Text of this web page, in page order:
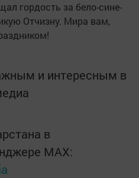
гордость за бело-сине-
Отчизну. Мира вам,
и интересным в
в
MАХ: